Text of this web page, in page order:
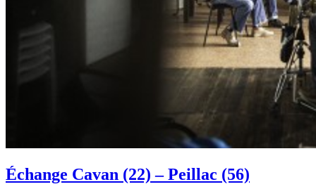
Échange Cavan (22) – Peillac (56)